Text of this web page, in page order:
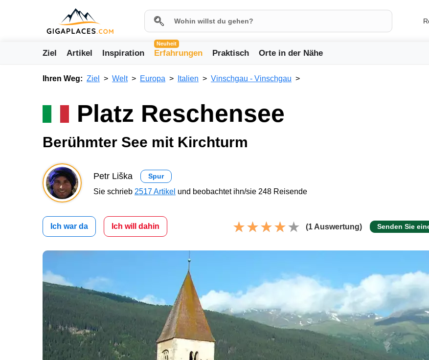
Ziel Artikel Inspiration
Neuheit
Erfahrungen Praktisch Orte in der Nähe
Ihren Weg: Ziel Welt Europa Italien Vinschgau - Vinschgau
Platz Reschensee
Berühmter See mit Kirchturm
Petr Liška Spur
Sie schrieb 2517 Artikel und beobachtet ihn/sie 248 Reisende
Ich war da Ich will dahin (1 Auswertung) Senden Sie